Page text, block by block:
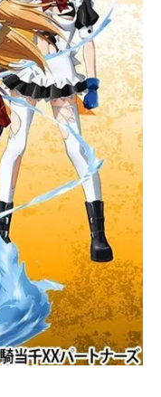
舞以）趙雲子龍：
喜久子スタッフ監
督：イワナガアキ
赤星政尚キャラク
作画監督：りんし
ター：阿部望美術監
彩設計：中田亮大撮
編集：田熊純音響
楽：高梨康治音楽
篠原一雄プロデュ
作 臼井久人 三上
中おさむプロデ
アニメーション制
：一騎当千GGパー